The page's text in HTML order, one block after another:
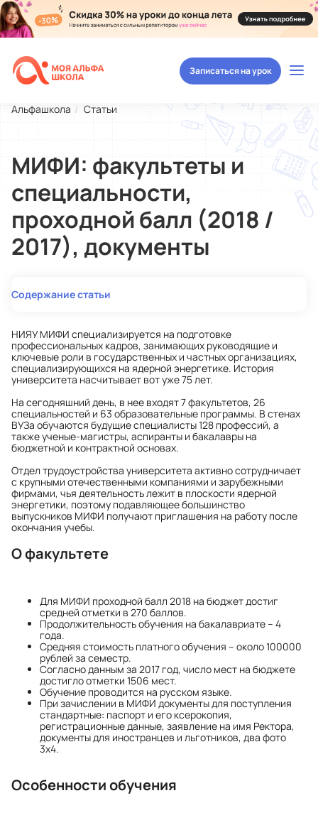
Записаться на урок
Альфашкола Статьи
МИФИ: факультеты и
специальности,
проходной балл (2018 /
2017), документы
Содержание статьи
НИЯУ МИФИ специализируется на подготовке
профессиональных кадров, занимающих руководящие и
ключевые роли в государственных и частных организациях,
специализирующихся на ядерной энергетике. История
университета насчитывает вот уже 75 лет.
На сегодняшний день, в нее входят 7 факультетов, 26
специальностей и 63 образовательные программы. В стенах
ВУЗа обучаются будущие специалисты 128 профессий, а
также ученые-магистры, аспиранты и бакалавры на
бюджетной и контрактной основах.
Отдел трудоустройства университета активно сотрудничает
с крупными отечественными компаниями и зарубежными
фирмами, чья деятельность лежит в плоскости ядерной
энергетики, поэтому подавляющее большинство
выпускников МИФИ получают приглашения на работу после
окончания учебы.
О факультете
Для МИФИ проходной балл 2018 на бюджет достиг
средней отметки в 270 баллов.
Продолжительность обучения на бакалавриате – 4
года.
Средняя стоимость платного обучения – около 100000
рублей за семестр.
Согласно данным за 2017 год, число мест на бюджете
достигло отметки 1506 мест.
Обучение проводится на русском языке.
При зачислении в МИФИ документы для поступления
стандартные: паспорт и его ксерокопия,
регистрационные данные, заявление на имя Ректора,
документы для иностранцев и льготников, два фото
3х4.
Особенности обучения